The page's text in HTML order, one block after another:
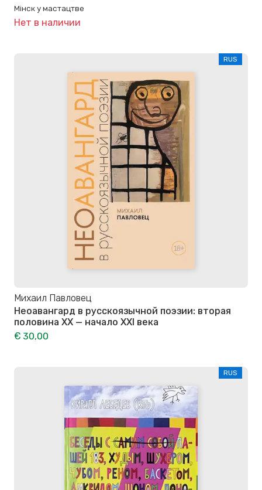
Мінск у мастацтве
Нет в наличии
RUS
Михаил Павловец
Неоавангард в русскоязычной поэзии: вторая
половина XX — начало XXI века
€ 30,00
RUS